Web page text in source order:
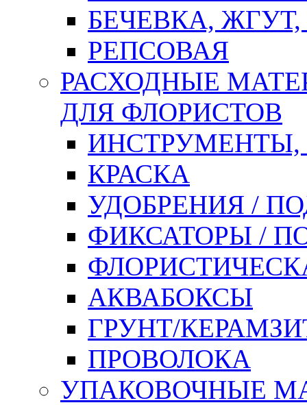
БЕЧЕВКА,
РЕПСОВАЯ
РАСХОДНЫЕ
ДЛЯ ФЛОРИСТОВ
ИНСТРУМЕНТЫ,
КРАСКА
УДОБРЕНИЯ /
ФИКСАТОРЫ /
АКВАБОКСЫ
ГРУНТ/
ПРОВОЛОКА
УПАКОВОЧНЫЕ